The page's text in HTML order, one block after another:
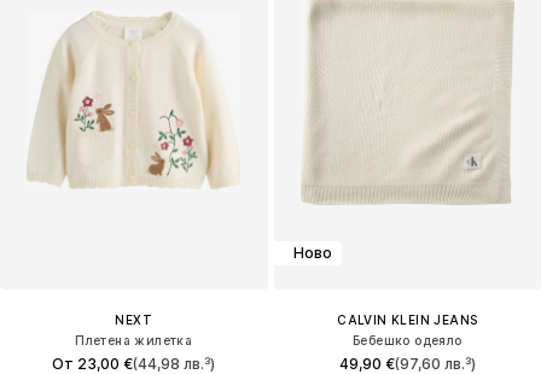
NEXT
Плетена жилетка
От 23,00 €(44,98 лв.³)
Ново
CALVIN KLEIN JEANS
Бебешко одеяло
49,90 €(97,60 лв.³)